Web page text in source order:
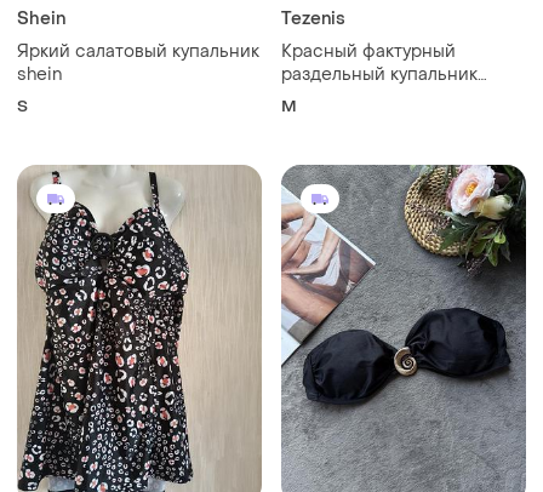
Shein
Яркий салатовый купальник
shein
S
Tezenis
Красный фактурный
раздельный купальник
tezenis
M